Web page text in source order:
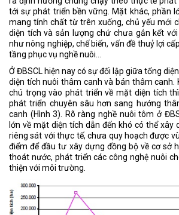
tới sự phát triển bền vững. Mặt khác, phần
mang tính chất từ trên xuống, chủ yếu mới
diện tích và sản lượng chứ chưa gắn kết
như nông nghiệp, chế biến, vấn đề thuỷ lợi
tầng phục vụ nghề nuôi...
Ở ĐBSCL hiện nay có sự đối lập giữa tổng
diện tích nuôi thâm canh và bán thâm canh.
chú trọng vào phát triển về mặt diện tích
phát triển chuyên sâu hơn sang hướng
canh (Hình 3). Rõ ràng nghề nuôi tôm ở
lớn về mặt diện tích dẫn đến khó có thể xây
riêng sát với thực tế, chưa quy hoạch được
điểm để đầu tư xây dựng đồng bộ về cơ sở
thoát nước, phát triển các công nghệ nuôi
thiện với môi trường.